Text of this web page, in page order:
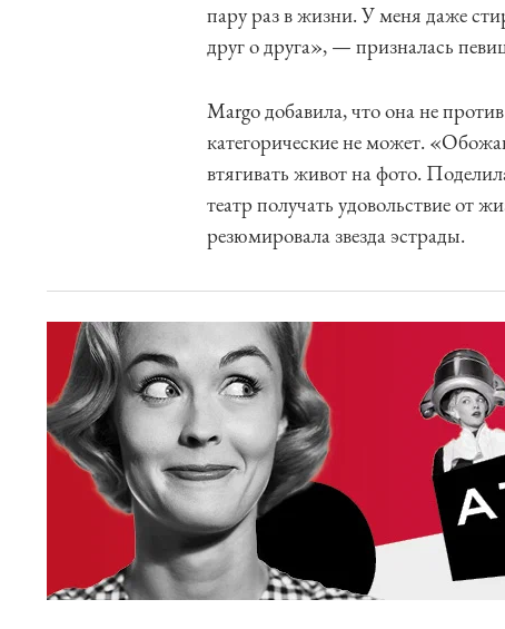
пару раз в жизни. У меня даже
друг о друга», — призналась
Margo добавила, что она не
категорические не может.
втягивать живот на фото.
театр получать удовольствие от
резюмировала звезда эстрады.